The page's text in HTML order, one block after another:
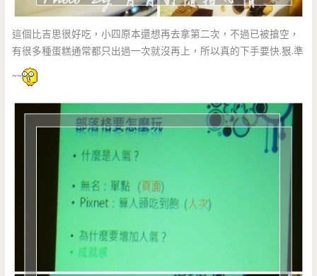
這個比吉思很好吃，小四原本還想再去拿第二次，不過已被搶空，
有很多種蛋糕通常都只出過一次就沒再上，所以真的下手要快.狠.準
~~